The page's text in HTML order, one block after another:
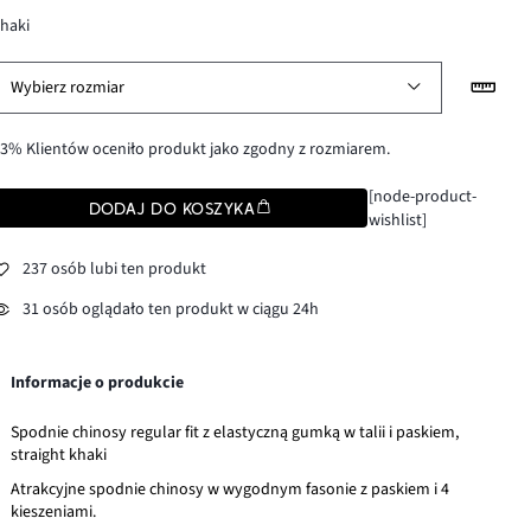
Wybierz rozmiar
Klientów oceniło produkt jako zgodny z rozmiarem.
DODAJ DO KOSZYKA
[node-product-
wishlist]
237 osób lubi ten produkt
31 osób oglądało ten produkt w ciągu 24h
Informacje o produkcie
Spodnie chinosy regular fit z elastyczną gumką w talii i paskiem,
straight khaki
Atrakcyjne spodnie chinosy w wygodnym fasonie z paskiem i 4
kieszeniami.